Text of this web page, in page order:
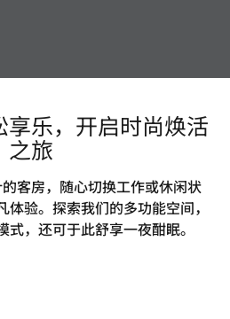
乐，开启时尚焕活
之旅
客房，随心切换工作或休闲状
验。探索我们的多功能空间，
式，还可于此舒享一夜酣眠。